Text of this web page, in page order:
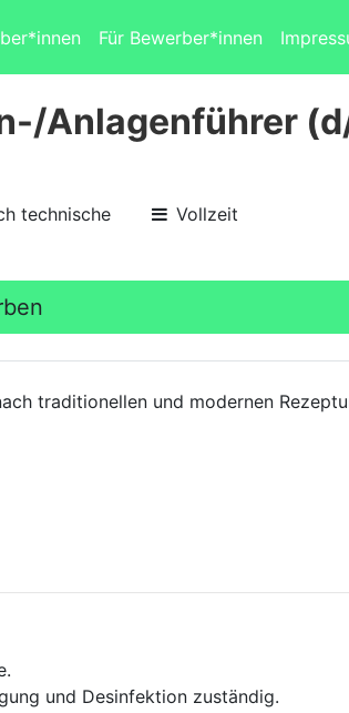
Für Bewerber*innen
Anlagenführer
technische
Vollzeit
traditionellen und modernen
und Desinfektion zuständig.